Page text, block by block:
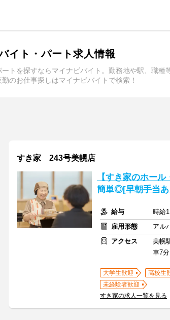
イト・パート求人情報
トを探すならマイナビバイト。勤務地や駅、職
のお仕事探しはマイナビバイトで検索！
すき家 243号美幌店
【すき家のホー
簡単◎[早朝手当
給与
時給
雇用形態
アル
アクセス
美幌
車7分
大学生歓迎 高校生
未経験者歓迎
すき家の求人一覧を見る